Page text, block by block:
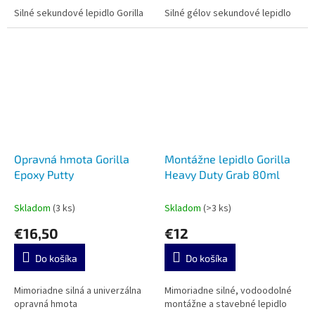
Silné sekundové lepidlo Gorilla Silné gélov sekundové lepidlo
Opravná hmota Gorilla
Epoxy Putty
Skladom (3 ks)
€16,50
Do košíka
Mimoriadne silná a univerzálna
opravná hmota
Montážne lepidlo Gorilla
Heavy Duty Grab 80ml
Skladom (>3 ks)
€12
Do košíka
Mimoriadne silné, vodoodolné
montážne a stavebné lepidlo